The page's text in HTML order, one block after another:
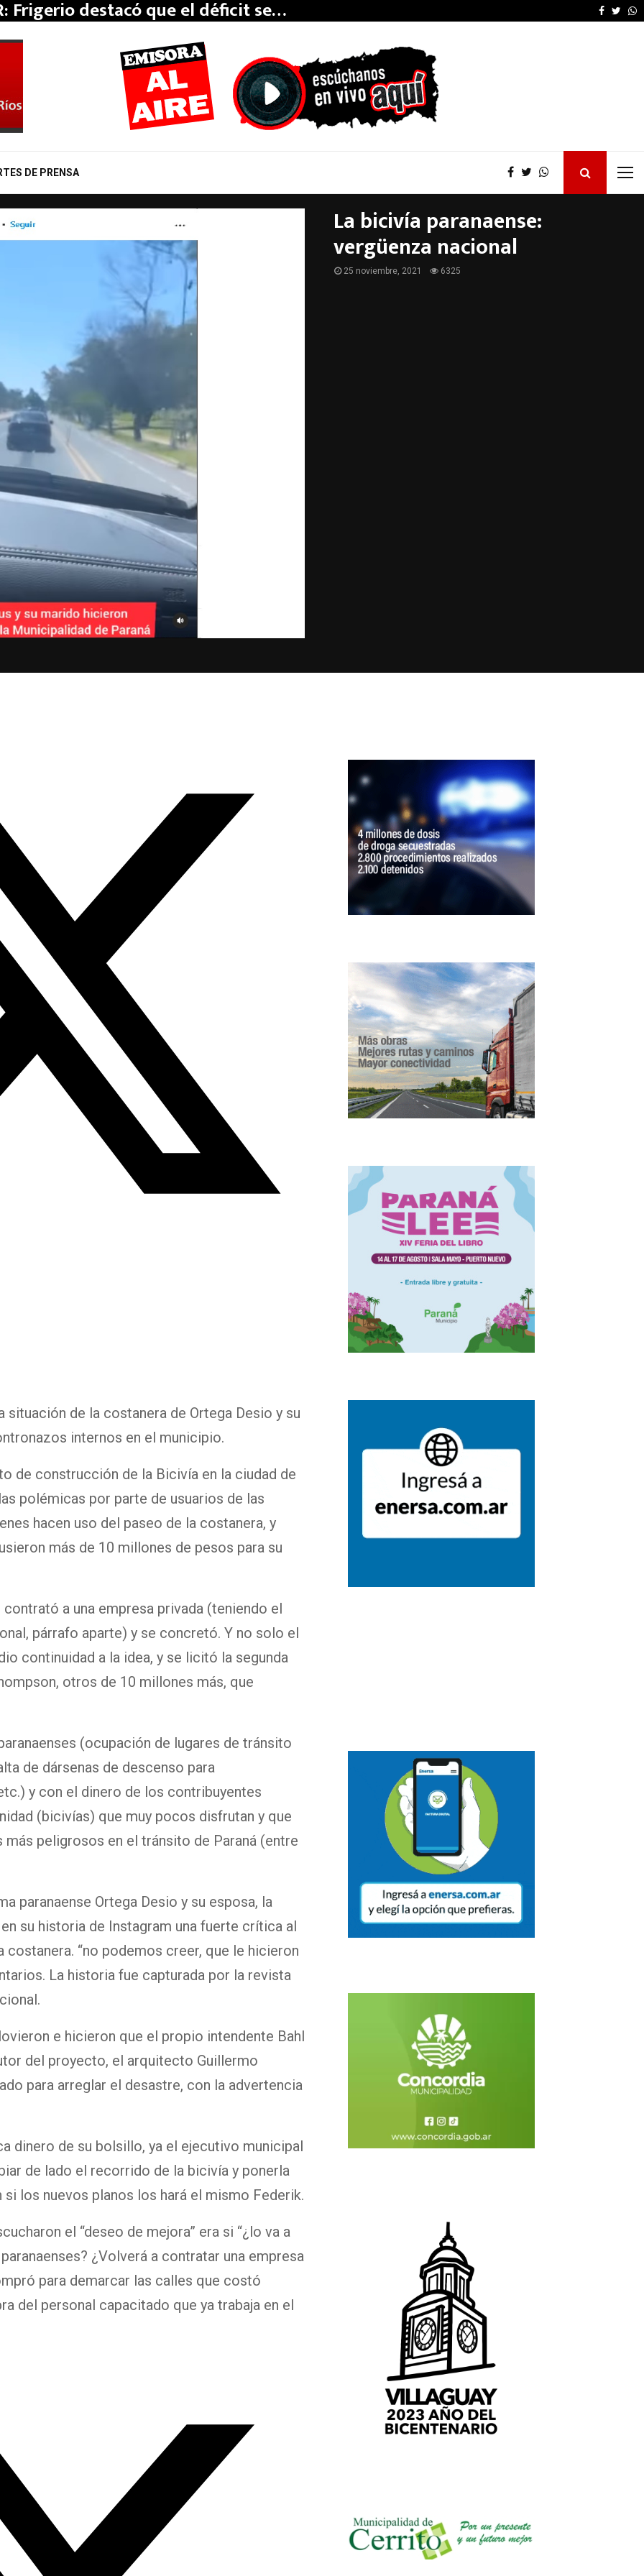
Frigerio destacó que el déficit se…
proyecta una línea de alta… Pablo Quirno
DE PRENSA
La bicivía paranaense:
vergüenza nacional
25 noviembre, 2021 6325
de la costanera de Ortega Desio y su
internos en el municipio.
de construcción de la Bicivía en la ciudad de
polémicas por parte de usuarios de las
hacen uso del paseo de la costanera, y
más de 10 millones de pesos para su
a una empresa privada (teniendo el
párrafo aparte) y se concretó. Y no solo el
continuidad a la idea, y se licitó la segunda
otros de 10 millones más, que
(ocupación de lugares de tránsito
de dársenas de descenso para
y con el dinero de los contribuyentes
(bicivías) que muy pocos disfrutan y que
peligrosos en el tránsito de Paraná (entre
paranaense Ortega Desio y su esposa, la
su historia de Instagram una fuerte crítica al
costanera. “no podemos creer, que le hicieron
La historia fue capturada por la revista
e hicieron que el propio intendente Bahl
del proyecto, el arquitecto Guillermo
para arreglar el desastre, con la advertencia
dinero de su bolsillo, ya el ejecutivo municipal
de lado el recorrido de la bicivía y ponerla
los nuevos planos los hará el mismo Federik.
el “deseo de mejora” era si “¿lo va a
¿Volverá a contratar una empresa
para demarcar las calles que costó
del personal capacitado que ya trabaja en el